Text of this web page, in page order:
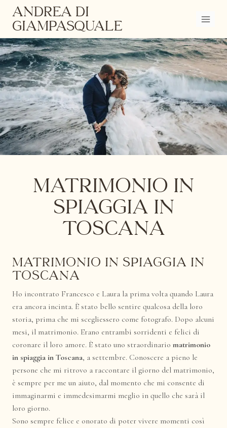
contenuto
ANDREA DI
GIAMPASQUALE
Matrimonio in
spiaggia in
Toscana
Matrimonio in spiaggia in
Toscana
Ho incontrato Francesco e Laura la prima volta quando Laura
era ancora incinta. È stato bello sentire qualcosa della loro
storia, prima che mi scegliessero come fotografo. Dopo alcuni
mesi, il matrimonio. Erano entrambi sorridenti e felici di
coronare il loro amore. È stato uno straordinariomatrimonio
in spiaggia in Toscana, a settembre. Conoscere a pieno le
persone che mi ritrovo a raccontare il giorno del matrimonio,
è sempre per me un aiuto, dal momento che mi consente di
immaginarmi e immedesimarmi meglio in quello che sarà il
loro giorno.
Sono sempre felice e onorato di poter vivere momenti così